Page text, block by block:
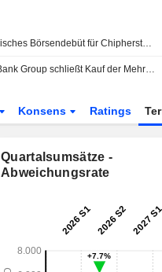
Historisches Börsendebüt für Chiphersteller CXMT in China
TBC Bank Group schließt Kauf der Mehrheitsbeteiligung an OLX Uzbekistan ab
Konsens Ratings
Quartalsumsätze -
Abweichungsrate